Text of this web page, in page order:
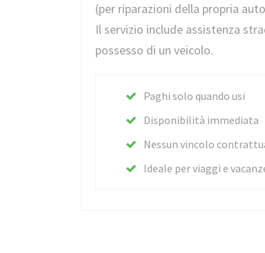
(per riparazioni della propria
Il servizio include assistenza
possesso di un veicolo.
Paghi solo quando usi
Disponibilità immediata
Nessun vincolo
Ideale per viaggi e